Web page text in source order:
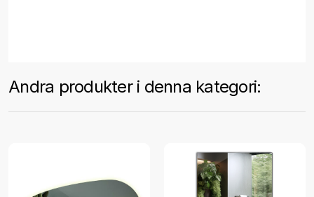
Andra produkter i denna kategori: